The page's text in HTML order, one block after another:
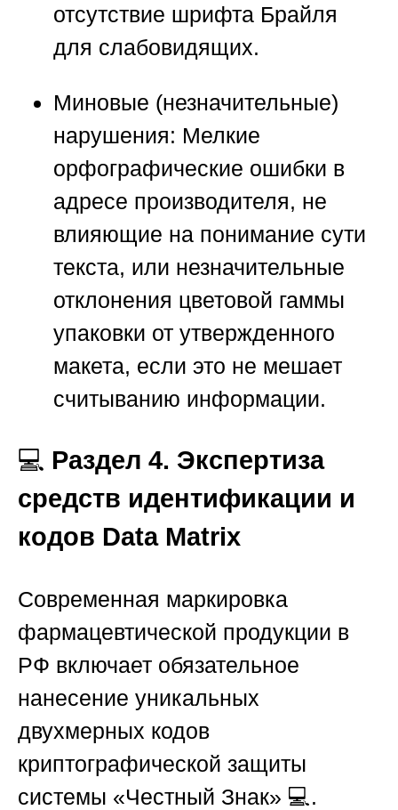
отсутствие шрифта Брайля
для слабовидящих.
Миновые (незначительные)
нарушения: Мелкие
орфографические ошибки в
адресе производителя, не
влияющие на понимание сути
текста, или незначительные
отклонения цветовой гаммы
упаковки от утвержденного
макета, если это не мешает
считыванию информации.
💻 Раздел 4. Экспертиза
средств идентификации и
кодов Data Matrix
Современная маркировка
фармацевтической продукции в
РФ включает обязательное
нанесение уникальных
двухмерных кодов
криптографической защиты
системы «Честный Знак» 💻.